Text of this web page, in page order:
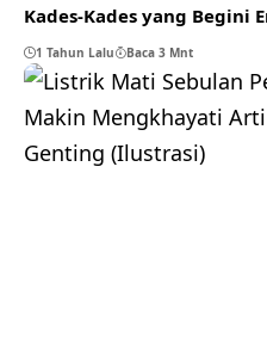
Kades-Kades yang Begini
1 Tahun Lalu Baca 3 Mnt